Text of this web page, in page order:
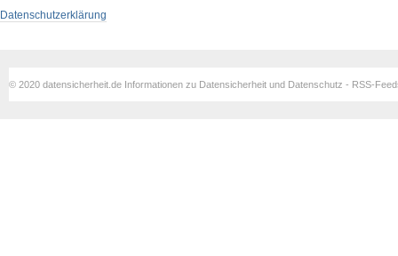
Datenschutzerklärung
© 2020 datensicherheit.de Informationen zu Datensicherheit und Datenschutz - RSS-